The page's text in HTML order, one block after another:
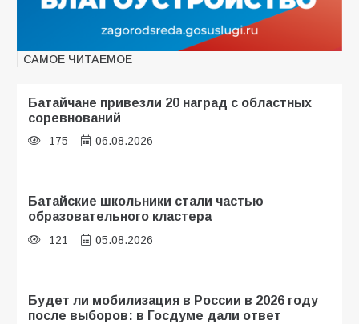
САМОЕ ЧИТАЕМОЕ
Батайчане привезли 20 наград с областных
соревнований
175 06.08.2026
Батайские школьники стали частью
образовательного кластера
121 05.08.2026
Будет ли мобилизация в России в 2026 году
после выборов: в Госдуме дали ответ